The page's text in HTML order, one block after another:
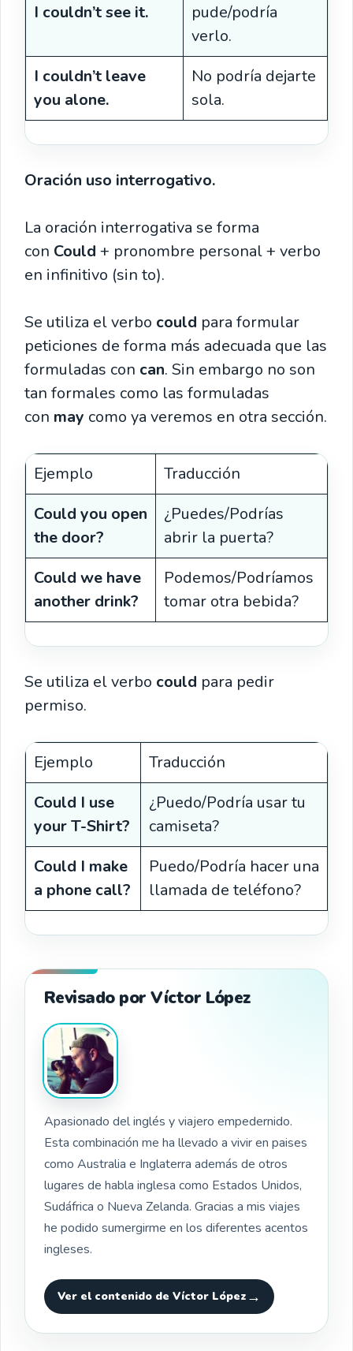
I couldn’t see it.
pude/podría
verlo.
I couldn’t leave
you alone.
No podría dejarte
sola.
Oración uso interrogativo.
La oración interrogativa se forma
con Could + pronombre personal + verbo
en infinitivo (sin to).
Se utiliza el verbo could para formular
peticiones de forma más adecuada que las
formuladas con can. Sin embargo no son
tan formales como las formuladas
con may como ya veremos en otra sección.
Ejemplo
Traducción
Could you open
the door?
¿Puedes/Podrías
abrir la puerta?
Could we have
another drink?
Podemos/Podríamos
tomar otra bebida?
Se utiliza el verbo could para pedir
permiso.
Ejemplo
Traducción
Could I use
your T-Shirt?
¿Puedo/Podría usar tu
camiseta?
Could I make
a phone call?
Puedo/Podría hacer una
llamada de teléfono?
Revisado por Víctor López
Apasionado del inglés y viajero empedernido.
Esta combinación me ha llevado a vivir en paises
como Australia e Inglaterra además de otros
lugares de habla inglesa como Estados Unidos,
Sudáfrica o Nueva Zelanda. Gracias a mis viajes
he podido sumergirme en los diferentes acentos
ingleses.
Ver el contenido de Víctor López